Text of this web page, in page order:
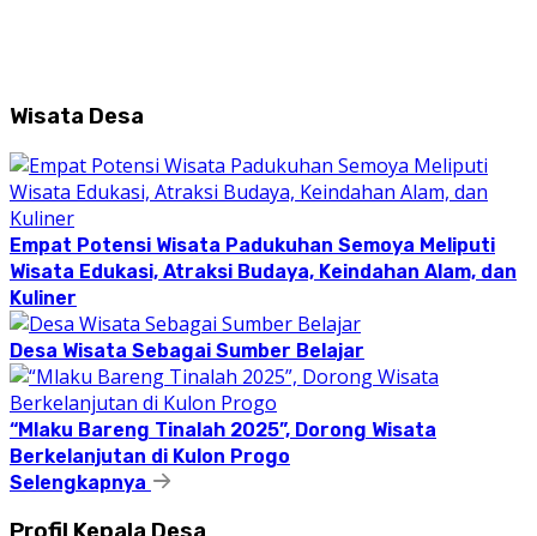
Wisata Desa
Empat Potensi Wisata Padukuhan Semoya Meliputi
Wisata Edukasi, Atraksi Budaya, Keindahan Alam, dan
Kuliner
Desa Wisata Sebagai Sumber Belajar
“Mlaku Bareng Tinalah 2025”, Dorong Wisata
Berkelanjutan di Kulon Progo
Selengkapnya